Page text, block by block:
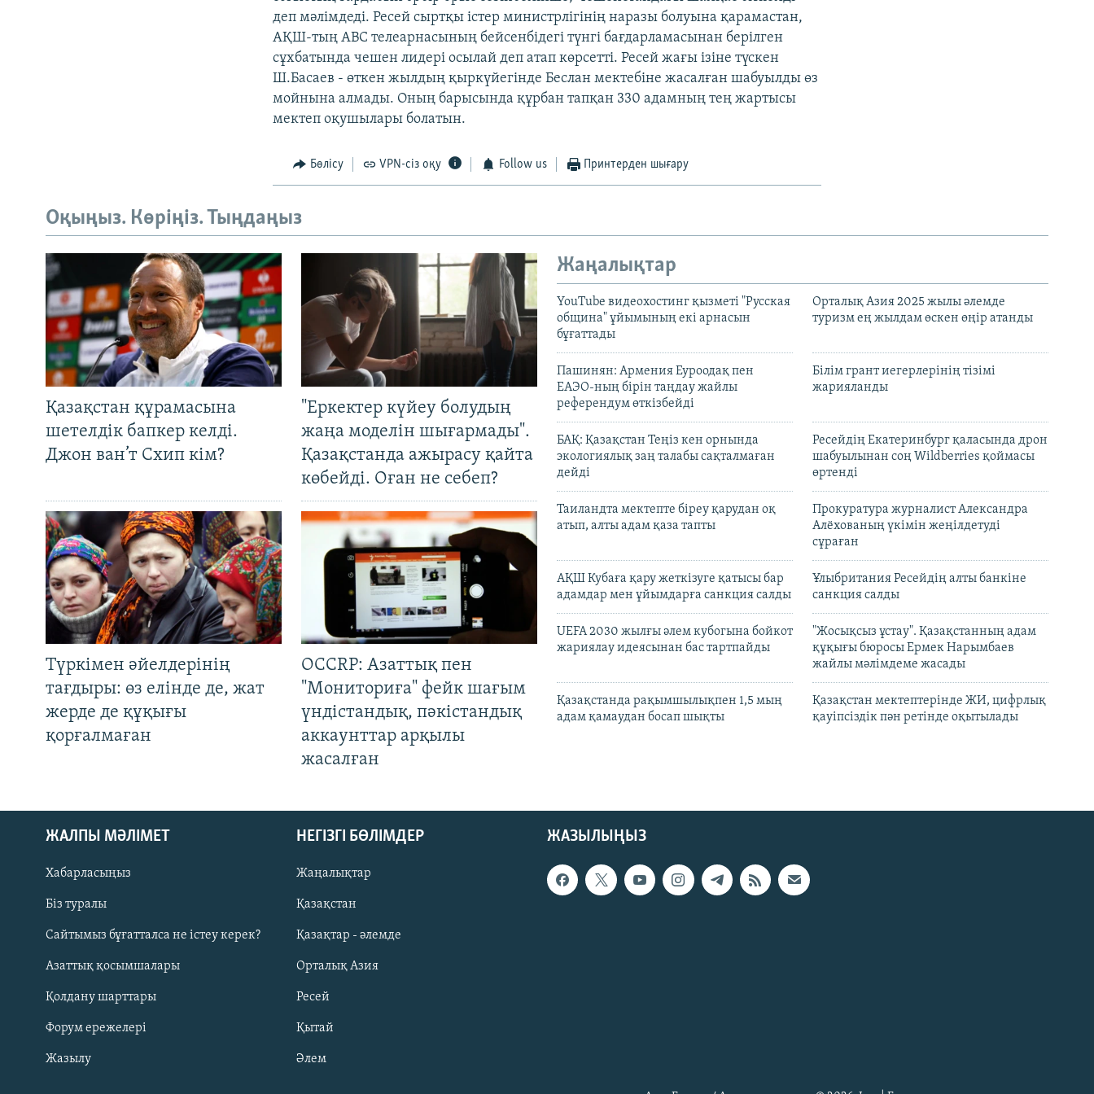
Русский
ЖАЗЫЛЫҢЫЗ
деп мәлімдеді. Ресей сыртқы істер министрлігінің наразы болуына қарамастан,
АҚШ-тың АВС телеарнасының бейсенбідегі түнгі бағдарламасынан берілген
сұхбатында чешен лидері осылай деп атап көрсетті. Ресей жағы ізіне түскен
Ш.Басаев - өткен жылдың қыркүйегінде Беслан мектебіне жасалған шабуылды өз
мойнына алмады. Оның барысында құрбан тапқан 330 адамның тең жартысы
мектеп оқушылары болатын.
Бөлісу VPN-сіз оқу Follow us Принтерден шығару
Оқыңыз. Көріңіз. Тыңдаңыз
Қазақстан құрамасына
шетелдік бапкер келді.
Джон ван’т Схип кім?
"Еркектер күйеу болудың
жаңа моделін шығармады".
Қазақстанда ажырасу қайта
көбейді. Оған не себеп?
Түркімен әйелдерінің
тағдыры: өз елінде де, жат
жерде де құқығы
қорғалмаған
OCCRP: Азаттық пен
"Мониториға" фейк шағым
үндістандық, пәкістандық
аккаунттар арқылы
жасалған
Жаңалықтар
YouTube видеохостинг қызметі "Русская
община" ұйымының екі арнасын
бұғаттады
Орталық Азия 2025 жылы әлемде
туризм ең жылдам өскен өңір атанды
Пашинян: Армения Еуроодақ пен
ЕАЭО-ның бірін таңдау жайлы
референдум өткізбейді
Білім грант иегерлерінің тізімі
жарияланды
БАҚ: Қазақстан Теңіз кен орнында
экологиялық заң талабы сақталмаған
дейді
Ресейдің Екатеринбург қаласында дрон
шабуылынан соң Wildberries қоймасы
өртенді
Таиландта мектепте біреу қарудан оқ
атып, алты адам қаза тапты
Прокуратура журналист Александра
Алёхованың үкімін жеңілдетуді
сұраған
АҚШ Кубаға қару жеткізуге қатысы бар
адамдар мен ұйымдарға санкция салды
Ұлыбритания Ресейдің алты банкіне
санкция салды
UEFA 2030 жылғы әлем кубогына бойкот
жариялау идеясынан бас тартпайды
"Жосықсыз ұстау". Қазақстанның адам
құқығы бюросы Ермек Нарымбаев
жайлы мәлімдеме жасады
Қазақстанда рақымшылықпен 1,5 мың
адам қамаудан босап шықты
Қазақстан мектептерінде ЖИ, цифрлық
қауіпсіздік пән ретінде оқытылады
ЖАЗЫЛЫҢЫЗ
ЖАЛПЫ МӘЛІМЕТ
Хабарласыңыз
Біз туралы
Сайтымыз бұғатталса не істеу керек?
Азаттық қосымшалары
Қолдану шарттары
Форум ережелері
Жазылу
НЕГІЗГІ БӨЛІМДЕР
Жаңалықтар
Қазақстан
Қазақтар - әлемде
Орталық Азия
Ресей
Қытай
Әлем